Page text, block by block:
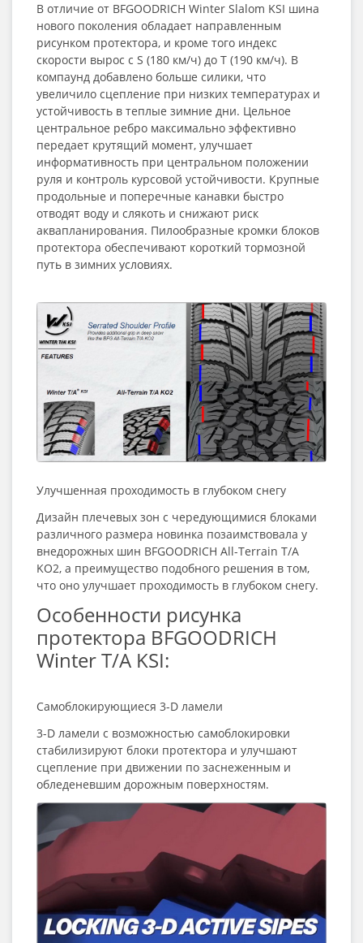
В отличие от BFGOODRICH Winter Slalom KSI шина
нового поколения обладает направленным
рисунком протектора, и кроме того индекс
скорости вырос с S (180 км/ч) до T (190 км/ч). В
компаунд добавлено больше силики, что
увеличило сцепление при низких температурах и
устойчивость в теплые зимние дни. Цельное
центральное ребро максимально эффективно
передает крутящий момент, улучшает
информативность при центральном положении
руля и контроль курсовой устойчивости. Крупные
продольные и поперечные канавки быстро
отводят воду и слякоть и снижают риск
аквапланирования. Пилообразные кромки блоков
протектора обеспечивают короткий тормозной
путь в зимних условиях.
Улучшенная проходимость в глубоком снегу
Дизайн плечевых зон с чередующимися блоками
различного размера новинка позаимствовала у
внедорожных шин BFGOODRICH All-Terrain T/A
KO2, а преимущество подобного решения в том,
что оно улучшает проходимость в глубоком снегу.
Особенности рисунка
протектора BFGOODRICH
Winter T/A KSI:
Самоблокирующиеся 3-D ламели
3-D ламели с возможностью самоблокировки
стабилизируют блоки протектора и улучшают
сцепление при движении по заснеженным и
обледеневшим дорожным поверхностям.